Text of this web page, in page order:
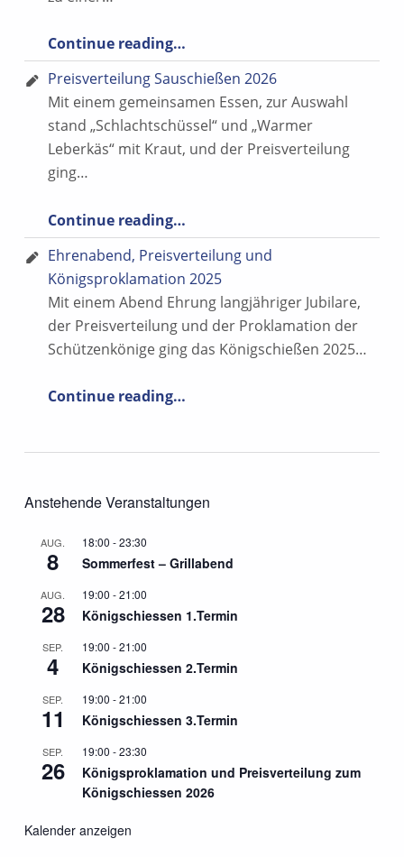
Continue reading…
Preisverteilung Sauschießen 2026
Mit einem gemeinsamen Essen, zur Auswahl
stand „Schlachtschüssel“ und „Warmer
Leberkäs“ mit Kraut, und der Preisverteilung
ging…
Continue reading…
Ehrenabend, Preisverteilung und
Königsproklamation 2025
Mit einem Abend Ehrung langjähriger Jubilare,
der Preisverteilung und der Proklamation der
Schützenkönige ging das Königschießen 2025…
Continue reading…
Anstehende Veranstaltungen
AUG.
8
18:00 -23:30
Sommerfest – Grillabend
AUG.
28
19:00 -21:00
Königschiessen 1.Termin
SEP.
4
19:00 -21:00
Königschiessen 2.Termin
SEP.
11
19:00 -21:00
Königschiessen 3.Termin
SEP.
26
19:00 -23:30
Königsproklamation und Preisverteilung zum
Königschiessen 2026
Kalender anzeigen